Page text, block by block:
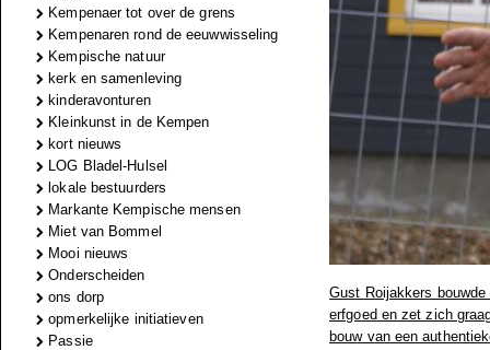
Kempenaer tot over de grens
Kempenaren rond de eeuwwisseling
Kempische natuur
kerk en samenleving
kinderavonturen
Kleinkunst in de Kempen
kort nieuws
LOG Bladel-Hulsel
lokale bestuurders
Markante Kempische mensen
Miet van Bommel
Mooi nieuws
Onderscheiden
ons dorp
opmerkelijke initiatieven
Passie
Gust Roijakkers
erfgoed en zet zich
bouw van een